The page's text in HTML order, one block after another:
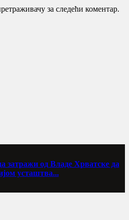
за следећи коментар.
затражи од Владе Хрватске да
усташтва...